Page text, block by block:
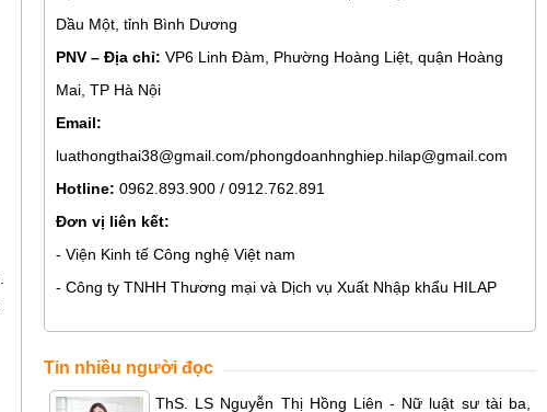
Dầu Một, tỉnh Bình Dương
PNV – Địa chỉ: VP6 Linh Đàm, Phường Hoàng Liệt, quận Hoàng
Mai, TP Hà Nội
Email:
luathongthai38@gmail.com/phongdoanhnghiep.hilap@gmail.com
Hotline: 0962.893.900 / 0912.762.891
Đơn vị liên kết:
- Viện Kinh tế Công nghệ Việt nam
- Công ty TNHH Thương mại và Dịch vụ Xuất Nhập khẩu HILAP
Tin nhiều người đọc
ThS. LS Nguyễn Thị Hồng Liên - Nữ luật sư tài ba,